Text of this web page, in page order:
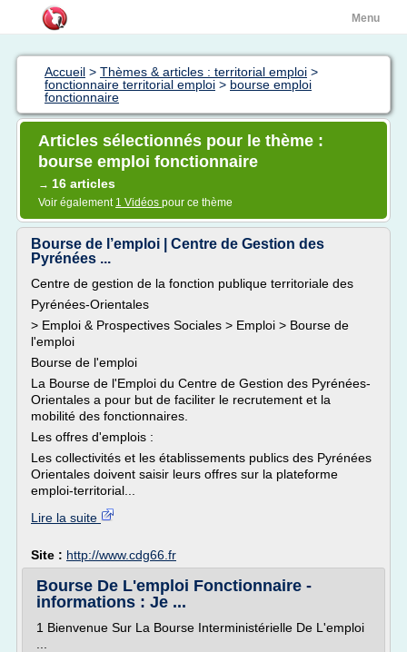
Menu
Accueil > Thèmes & articles : territorial emploi >
fonctionnaire territorial emploi > bourse emploi
fonctionnaire
Articles sélectionnés pour le thème :
bourse emploi fonctionnaire
→ 16 articles
Voir également 1 Vidéos pour ce thème
Bourse de l’emploi | Centre de Gestion des
Pyrénées ...
Centre de gestion de la fonction publique territoriale des
Pyrénées-Orientales
> Emploi & Prospectives Sociales > Emploi > Bourse de
l'emploi
Bourse de l'emploi
La Bourse de l'Emploi du Centre de Gestion des Pyrénées-
Orientales a pour but de faciliter le recrutement et la
mobilité des fonctionnaires.
Les offres d'emplois :
Les collectivités et les établissements publics des Pyrénées
Orientales doivent saisir leurs offres sur la plateforme
emploi-territorial...
Lire la suite
Site : http://www.cdg66.fr
Bourse De L'emploi Fonctionnaire -
informations : Je ...
1 Bienvenue Sur La Bourse Interministérielle De L'emploi